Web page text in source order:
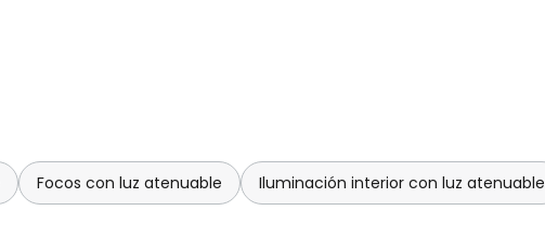
Focos con luz atenuable Iluminación interior con luz atenuable